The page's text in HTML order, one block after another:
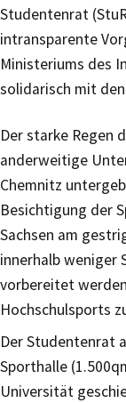
Studentenrat
intransparente
Ministeriums des
solidarisch mit
Der starke Regen
anderweitige
Chemnitz
Besichtigung der
Sachsen am
innerhalb weniger
vorbereitet
Hochschulsports
Der Studentenrat
Sporthalle
Universität